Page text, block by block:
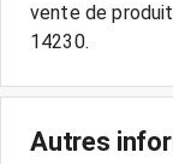
vente de
Autres